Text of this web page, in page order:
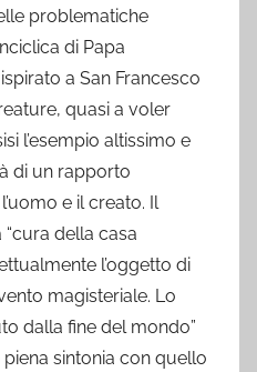
problematiche
di Papa
a San Francesco
quasi a voler
l’esempio altissimo e
di un rapporto
e il creato. Il
della casa
l’oggetto di
magisteriale. Lo
dalla fine del mondo”
sintonia con quello